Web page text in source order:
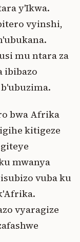
y'Ikwa.
vyinshi,
mu ntara za
ibibazo
bwa Afrika
kitigeze
mwanya
vuba ku
vyaragize